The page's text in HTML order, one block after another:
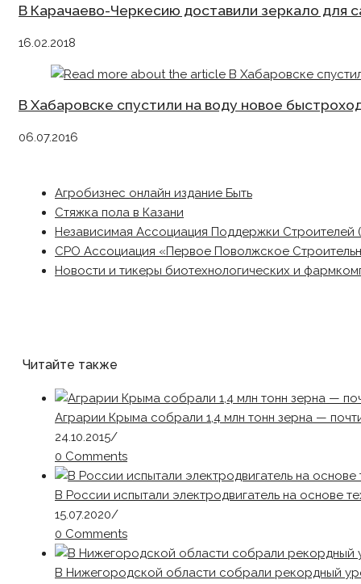
В Карачаево-Черкесию доставили зеркало для
16.02.2018
В Хабаровске спустили на воду новое
06.07.2016
Агробизнес онлайн издание Быть
Стяжка пола в Казани
Независимая Ассоциация Поддержки Строителей
СРО Ассоциация «Первое Поволжское
Новости и тикеры биотехнологических и
Читайте также
Аграрии Крыма собрали 1,4 млн тонн зерна —
24.10.2015/
0 Comments
В России испытали электродвигатель на основе
15.07.2020/
0 Comments
В Нижегородской области собрали рекордный